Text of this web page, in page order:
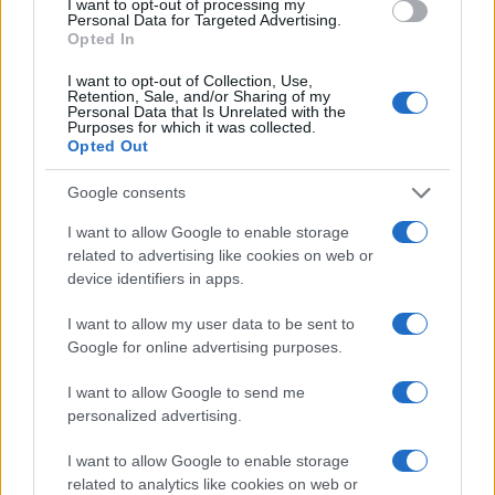
I want to opt-out of processing my
Personal Data for Targeted Advertising.
Opted In
I want to opt-out of Collection, Use,
Retention, Sale, and/or Sharing of my
Personal Data that Is Unrelated with the
Purposes for which it was collected.
Opted Out
Google consents
I want to allow Google to enable storage
related to advertising like cookies on web or
device identifiers in apps.
I want to allow my user data to be sent to
Google for online advertising purposes.
I want to allow Google to send me
personalized advertising.
I want to allow Google to enable storage
related to analytics like cookies on web or
MONDE
Les islamistes remportent les législatives au Maroc
législatives au Maroc. Le nouveau gouvernement devrait ainsi avoir
comme…
· 28 Nov 2011
Les Egyptiens aux urnes ce lundi
Les premières législatives depuis la chute de Moubarak se déroulent à
partir d’aujourd’hui dans un contexte explosif. Le scrutin se déroulera
MONDE
Un taux record de participation pour les
Pour ces premières élections après la chute du régime, le Maroc a connu
un taux de participation record.
· 26 Nov 2011